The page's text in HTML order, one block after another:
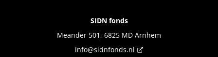
SIDN fonds
Meander 501, 6825 MD Arnhem
info@sidnfonds.nl